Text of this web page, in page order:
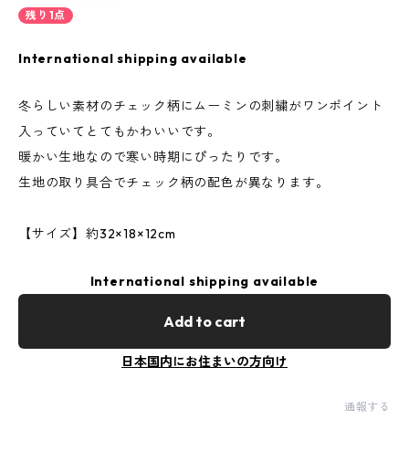
残り1点
International shipping available
冬らしい素材のチェック柄にムーミンの刺繍がワンポイント
入っていてとてもかわいいです。
暖かい生地なので寒い時期にぴったりです。
生地の取り具合でチェック柄の配色が異なります。
【サイズ】約32×18×12cm
International shipping available
Add to cart
日本国内にお住まいの方向け
通報する